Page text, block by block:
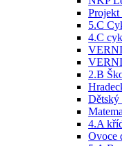
Projekt
5.C
4.C
2.B
Dětský
4.A
Ovoce